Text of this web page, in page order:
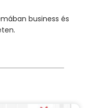
business és